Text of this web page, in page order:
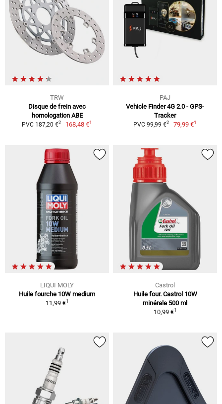
TRW
Disque de frein avec
homologation ABE
PVC 187,20 €2 168,48 €1
PAJ
Vehicle Finder 4G 2.0 - GPS-
Tracker
PVC 99,99 €2 79,99 €1
LIQUI MOLY
Huile fourche 10W medium
11,99 €1
Castrol
Huile four. Castrol 10W
minérale 500 ml
10,99 €1